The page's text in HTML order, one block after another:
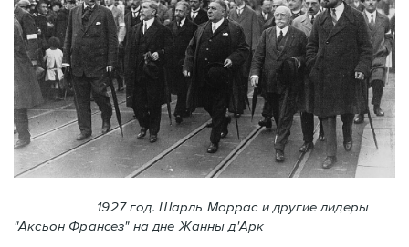
1927 год. Шарль Моррас и другие лидеры
"Аксьон Франсез" на дне Жанны д'Арк